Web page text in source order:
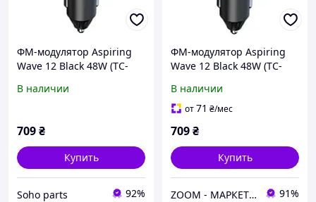
ФМ-модулятор Aspiring
Wave 12 Black 48W (TC-
В наличии
709₴
Купить
Soho parts 92%
ФМ-модулятор Aspiring
Wave 12 Black 48W (TC-
В наличии
от71 ₴/мес
709₴
Купить
ZOOM - МАРКЕТ ЦИФРОВОЙ ТЕХНИКИ 91%